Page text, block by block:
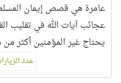
عامرة هي قصص إيمان
عجائب آيات الله في تقليب
يحتاج غير المؤمنين أكثر
عدد